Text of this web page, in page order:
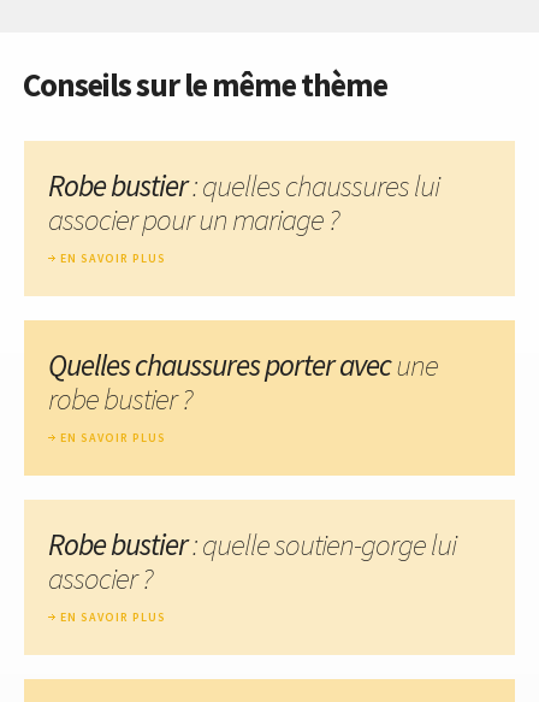
Conseils sur le même thème
Robe bustier: quelles chaussures lui
associer pour un mariage ?
EN SAVOIR PLUS
Quelles chaussures porter avecune
robe bustier ?
EN SAVOIR PLUS
Robe bustier: quelle soutien-gorge lui
associer ?
EN SAVOIR PLUS